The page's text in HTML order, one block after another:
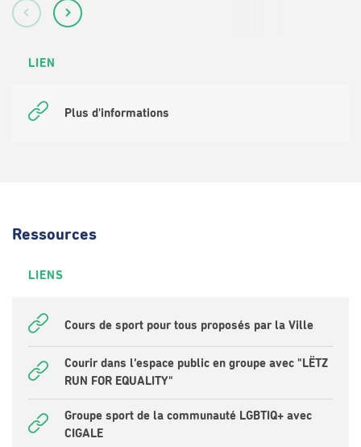
LIEN
Plus d'informations
Ressources
LIENS
Cours de sport pour tous proposés par la Ville
Courir dans l’espace public en groupe avec "LËTZ
RUN FOR EQUALITY"
Groupe sport de la communauté LGBTIQ+ avec
CIGALE